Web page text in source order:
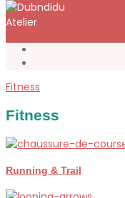
Fitness
Fitness
Running & Trail